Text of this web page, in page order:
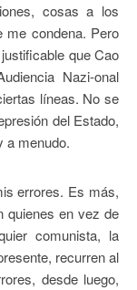
cosas a los
me condena. Pero
que Cao
Nazi-onal
líneas. No se
del Estado,
a menudo.
errores. Es más,
quienes en vez de
comunista, la
recurren al
desde luego,